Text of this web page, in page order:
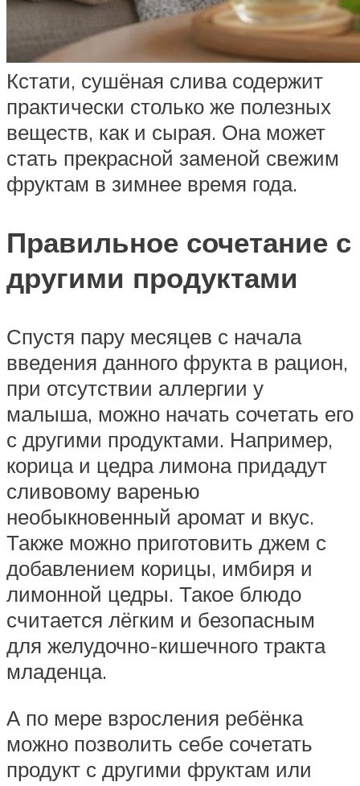
Кстати, сушёная слива содержит
практически столько же полезных
веществ, как и сырая. Она может
стать прекрасной заменой свежим
фруктам в зимнее время года.
Правильное сочетание с
другими продуктами
Спустя пару месяцев с начала
введения данного фрукта в рацион,
при отсутствии аллергии у
малыша, можно начать сочетать его
с другими продуктами. Например,
корица и цедра лимона придадут
сливовому варенью
необыкновенный аромат и вкус.
Также можно приготовить джем с
добавлением корицы, имбиря и
лимонной цедры. Такое блюдо
считается лёгким и безопасным
для желудочно-кишечного тракта
младенца.
А по мере взросления ребёнка
можно позволить себе сочетать
продукт с другими фруктам или